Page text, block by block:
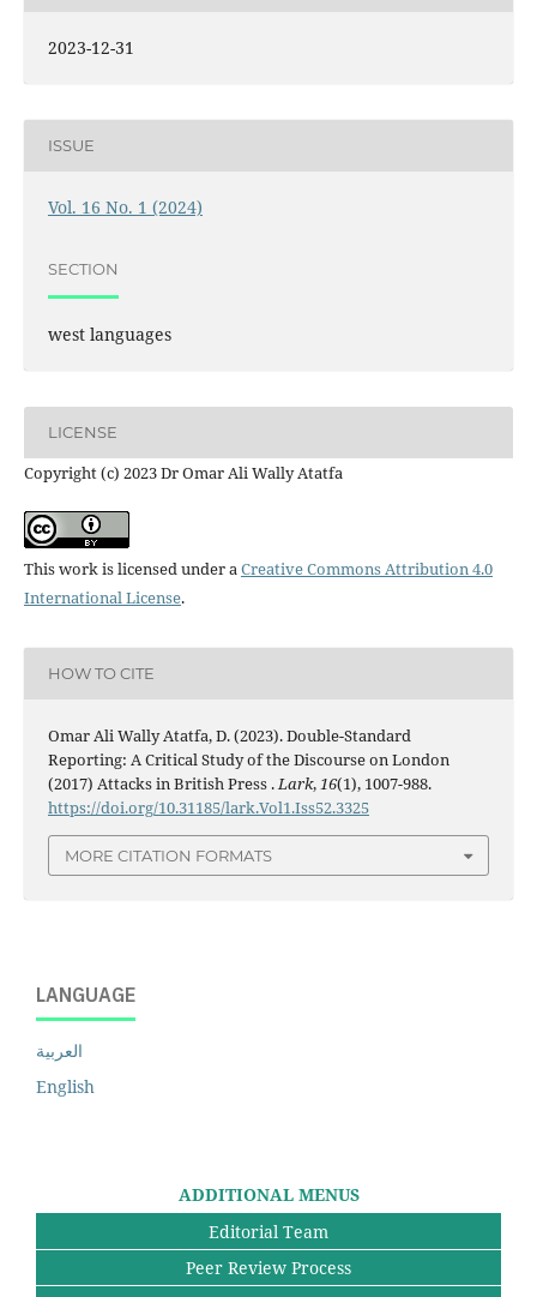
2023-12-31
ISSUE
Vol. 16 No. 1 (2024)
SECTION
west languages
LICENSE
Copyright (c) 2023 Dr Omar Ali Wally Atatfa
This work is licensed under aCreative Commons Attribution 4.0
International License.
HOW TO CITE
Omar Ali Wally Atatfa, D. (2023). Double-Standard
Reporting: A Critical Study of the Discourse on London
(2017) Attacks in British Press .Lark,16(1), 1007-988.
https://doi.org/10.31185/lark.Vol1.Iss52.3325
MORE CITATION FORMATS
LANGUAGE
العربية
English
ADDITIONAL MENUS
Editorial Team
Peer Review Process